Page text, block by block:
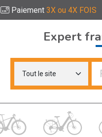
Paiement 3X ou 4X FOIS
du Vélo Votre distributeurs
Expert